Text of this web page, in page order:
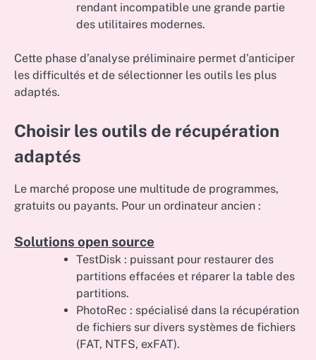
rendant incompatible une grande partie
des utilitaires modernes.
Cette phase d’analyse préliminaire permet d’anticiper
les difficultés et de sélectionner les outils les plus
adaptés.
Choisir les outils de récupération
adaptés
Le marché propose une multitude de programmes,
gratuits ou payants. Pour un ordinateur ancien :
Solutions open source
TestDisk : puissant pour restaurer des
partitions effacées et réparer la table des
partitions.
PhotoRec : spécialisé dans la récupération
de fichiers sur divers systèmes de fichiers
(FAT, NTFS, exFAT).